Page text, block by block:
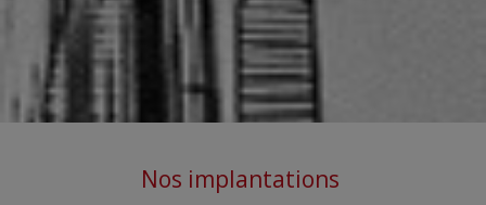
Nos implantations